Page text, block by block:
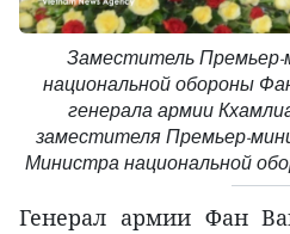
Заместитель
национальной обороны
генерала армии
заместителя Премьер-
Министра национальной
Генерал армии Фан